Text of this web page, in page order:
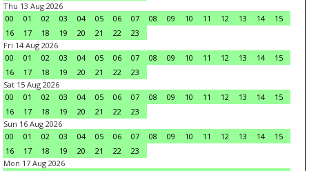
Thu 13 Aug 2026
00
01 02 03 04 05 06 07 08 09 10 11 12 13 14
15
16
17 18 19 20 21 22
23
Fri 14 Aug 2026
00
01 02 03 04 05 06 07 08 09 10 11 12 13 14
15
16
17 18 19 20 21 22
23
Sat 15 Aug 2026
00
01 02 03 04 05 06 07 08 09 10 11 12 13 14
15
16
17 18 19 20 21 22
23
Sun 16 Aug 2026
00
01 02 03 04 05 06 07 08 09 10 11 12 13 14
15
16
17 18 19 20 21 22
23
Mon 17 Aug 2026